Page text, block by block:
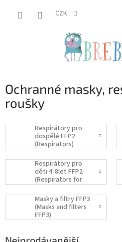
CZK
Ochranné masky,
roušky
Respirátory pro
dospělé FFP2
(Respirators)
Respirátory pro
děti 4-8let FFP2
(Respirators for
kids 4-8y)
Masky a filtry FFP3
(Masks and filters
FFP3)